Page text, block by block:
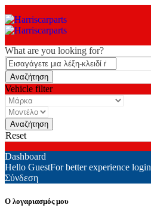
What are you looking for?
Vehicle filter
Reset
Dashboard
Hello GuestFor better experience login
Σύνδεση
Ο λογαριασμός μου